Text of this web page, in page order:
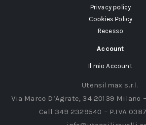
Privacy policy
Cookies Policy
Recesso
Account
Il mio Account
Utensilmax s.r.l.
Via Marco D’Agrate, 34 20139 Milano
Cell 349 2329540 – P.IVA